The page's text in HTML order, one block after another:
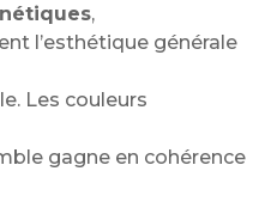
,
l’esthétique générale
Les couleurs
gagne en cohérence